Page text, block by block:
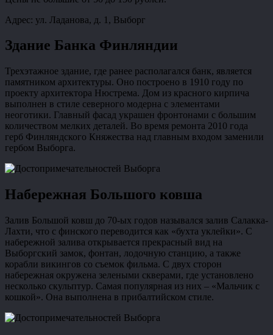
Адрес: ул. Ладанова, д. 1, Выборг
Здание Банка Финляндии
Трехэтажное здание, где ранее располагался банк, является
памятником архитектуры. Оно построено в 1910 году по
проекту архитектора Нюстрема. Дом из красного кирпича
выполнен в стиле северного модерна с элементами
неоготики. Главный фасад украшен фронтонами с большим
количеством мелких деталей. Во время ремонта 2010 года
герб Финляндского Княжества над главным входом заменили
гербом Выборга.
Набережная Большого ковша
Залив Большой ковш до 70-ых годов назывался залив Салакка-
Лахти, что с финского переводится как «бухта уклейки». С
набережной залива открывается прекрасный вид на
Выборгский замок, фонтан, лодочную станцию, а также
корабли викингов со съемок фильма. С двух сторон
набережная окружена зелеными скверами, где установлено
несколько скульптур. Самая популярная из них – «Мальчик с
кошкой». Она выполнена в прибалтийском стиле.